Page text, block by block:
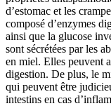
d’estomac et les
composé d’enzymes
ainsi que la glucose
sont sécrétées par les
en miel. Elles peuvent
digestion. De plus, le
qui peuvent être
intestins en cas